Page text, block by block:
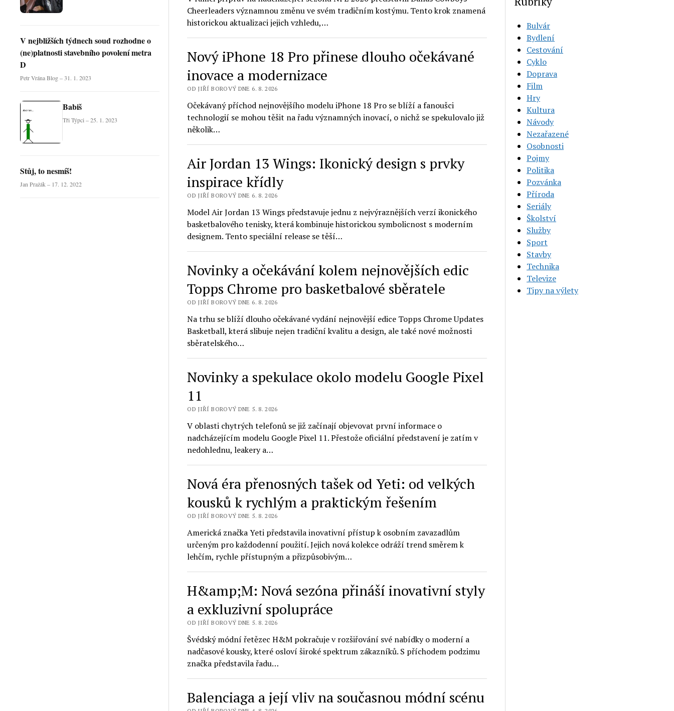
V nejbližších týdnech soud rozhodne o
(ne)platnosti stavebního povolení metra
D
Petr Vrána Blog – 31. 1. 2023
Babiš
Tři Týpci – 25. 1. 2023
Stůj, to nesmíš!
Jan Pražák – 17. 12. 2022
Cheerleaders významnou změnu ve svém tradičním kostýmu. Tento krok znamená
historickou aktualizaci jejich vzhledu,…
Nový iPhone 18 Pro přinese dlouho očekávané
inovace a modernizace
OD JIŘÍ BOROVÝ DNE 6. 8. 2026
Očekávaný příchod nejnovějšího modelu iPhone 18 Pro se blíží a fanoušci
technologií se mohou těšit na řadu významných inovací, o nichž se spekulovalo již
několik…
Air Jordan 13 Wings: Ikonický design s prvky
inspirace křídly
OD JIŘÍ BOROVÝ DNE 6. 8. 2026
Model Air Jordan 13 Wings představuje jednu z nejvýraznějších verzí ikonického
basketbalového tenisky, která kombinuje historickou symbolicnost s moderním
designem. Tento speciální release se těší…
Novinky a očekávání kolem nejnovějších edic
Topps Chrome pro basketbalové sběratele
OD JIŘÍ BOROVÝ DNE 6. 8. 2026
Na trhu se blíží dlouho očekávané vydání nejnovější edice Topps Chrome Updates
Basketball, která slibuje nejen tradiční kvalitu a design, ale také nové možnosti
sběratelského…
Novinky a spekulace okolo modelu Google Pixel
11
OD JIŘÍ BOROVÝ DNE 5. 8. 2026
V oblasti chytrých telefonů se již začínají objevovat první informace o
nadcházejícím modelu Google Pixel 11. Přestože oficiální představení je zatím v
nedohlednu, leakery a…
Nová éra přenosných tašek od Yeti: od velkých
kousků k rychlým a praktickým řešením
OD JIŘÍ BOROVÝ DNE 5. 8. 2026
Americká značka Yeti představila inovativní přístup k osobním zavazadlům
určeným pro každodenní použití. Jejich nová kolekce odráží trend směrem k
lehčím, rychle přístupným a přizpůsobivým…
H&amp;M: Nová sezóna přináší inovativní styly
a exkluzivní spolupráce
OD JIŘÍ BOROVÝ DNE 5. 8. 2026
Švédský módní řetězec H&M pokračuje v rozšiřování své nabídky o moderní a
nadčasové kousky, které osloví široké spektrum zákazníků. S příchodem podzimu
značka představila řadu…
Balenciaga a její vliv na současnou módní scénu
Bulvár
Bydlení
Cestování
Cyklo
Doprava
Film
Hry
Kultura
Návody
Nezařazené
Osobnosti
Pojmy
Politika
Pozvánka
Příroda
Seriály
Školství
Služby
Sport
Stavby
Technika
Televize
Tipy na výlety